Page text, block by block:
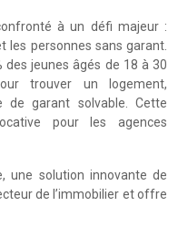
à un défi majeur :
les personnes sans garant.
des jeunes âgés de 18 à 30
trouver un logement,
de garant solvable. Cette
pour les agences
une solution innovante de
de l’immobilier et offre